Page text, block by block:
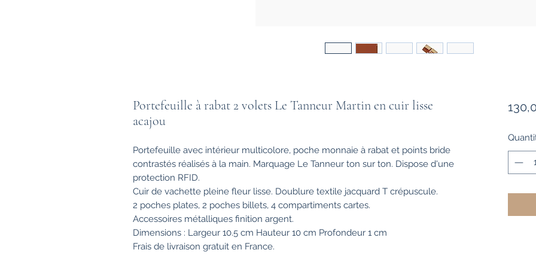
Portefeuille à rabat 2 volets Le Tanneur Martin en cuir lisse
acajou
Portefeuille avec intérieur multicolore, poche monnaie à rabat et points bride
contrastés réalisés à la main. Marquage Le Tanneur ton sur ton. Dispose d'une
protection RFID.
Cuir de vachette pleine fleur lisse. Doublure textile jacquard T crépuscule.
2 poches plates, 2 poches billets, 4 compartiments cartes.
Accessoires métalliques finition argent.
Dimensions : Largeur 10.5 cm Hauteur 10 cm Profondeur 1 cm
Frais de livraison gratuit en France.